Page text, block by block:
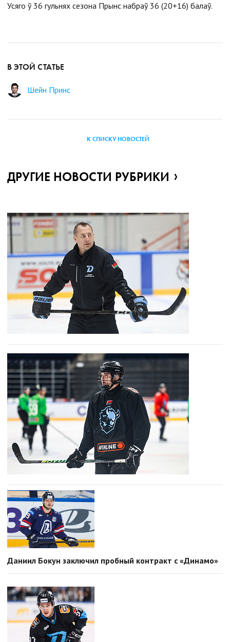
Усяго ў 36 гульнях сезона Прынс набраў 36 (20+16) балаў.
В ЭТОЙ СТАТЬЕ
Шейн Принс
К СПИСКУ НОВОСТЕЙ
ДРУГИЕ НОВОСТИ РУБРИКИ
Даниил Бокун заключил пробный контракт с «Динамо»